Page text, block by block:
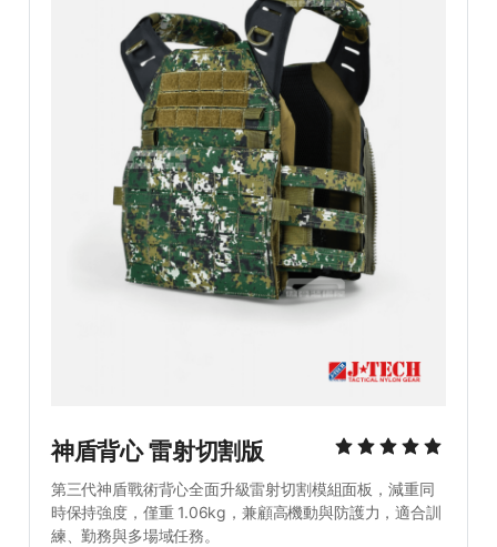
神盾背心 雷射切割版
第三代神盾戰術背心全面升級雷射切割模組面板，減重同
時保持強度，僅重 1.06kg，兼顧高機動與防護力，適合訓
練、勤務與多場域任務。